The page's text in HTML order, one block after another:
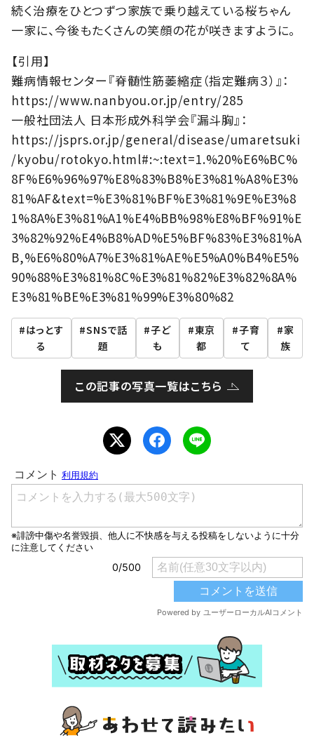
続く治療をひとつずつ家族で乗り越えている桜ちゃん
一家に、今後もたくさんの笑顔の花が咲きますように。
【引用】
難病情報センター『脊髄性筋萎縮症（指定難病３）』：
https://www.nanbyou.or.jp/entry/285
一般社団法人 日本形成外科学会『漏斗胸』：
https://jsprs.or.jp/general/disease/umaretsuki
/kyobu/rotokyo.html#:~:text=1.%20%E6%BC%
8F%E6%96%97%E8%83%B8%E3%81%A8%E3%
81%AF&text=%E3%81%BF%E3%81%9E%E3%8
1%8A%E3%81%A1%E4%BB%98%E8%BF%91%E
3%82%92%E4%B8%AD%E5%BF%83%E3%81%A
B,%E6%80%A7%E3%81%AE%E5%A0%B4%E5%
90%88%E3%81%8C%E3%81%82%E3%82%8A%
E3%81%BE%E3%81%99%E3%80%82
はっとす
る
SNSで話
題
子ど
も
東京
都
子育
て
家
族
この記事の写真一覧はこちら